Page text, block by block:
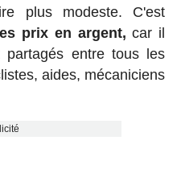
plus modeste. C'est
prix en argent, car il
entre tous les
aides, mécaniciens